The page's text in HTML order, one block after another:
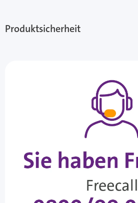
Produktsicherheit